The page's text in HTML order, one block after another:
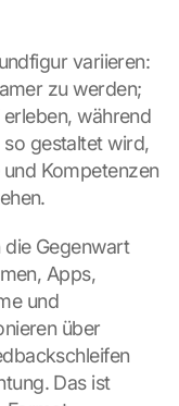
variieren:
zu werden;
während
gestaltet wird,
Kompetenzen
die Gegenwart
Apps,
und
über
Das ist